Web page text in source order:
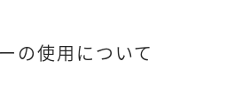
の使用について